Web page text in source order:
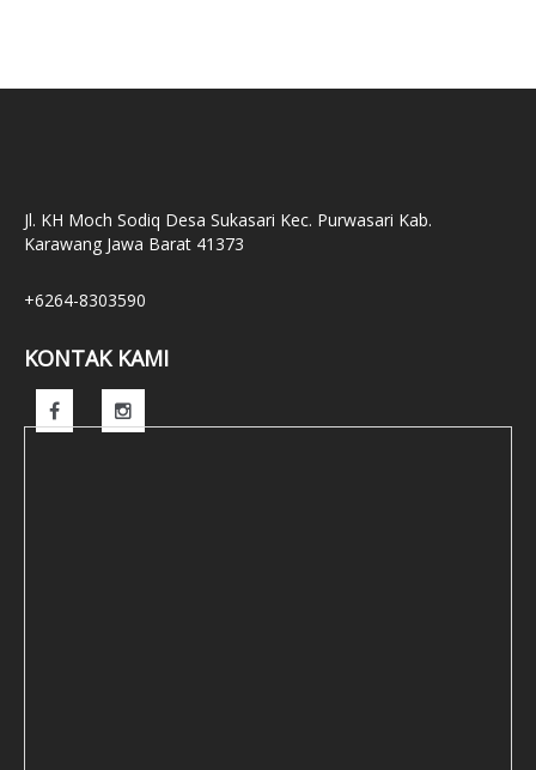
Jl. KH Moch Sodiq Desa Sukasari Kec. Purwasari Kab.
Karawang Jawa Barat 41373
+6264-8303590
KONTAK KAMI